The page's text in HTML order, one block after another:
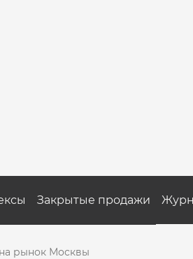
Закрытые продажи
рынок Москвы